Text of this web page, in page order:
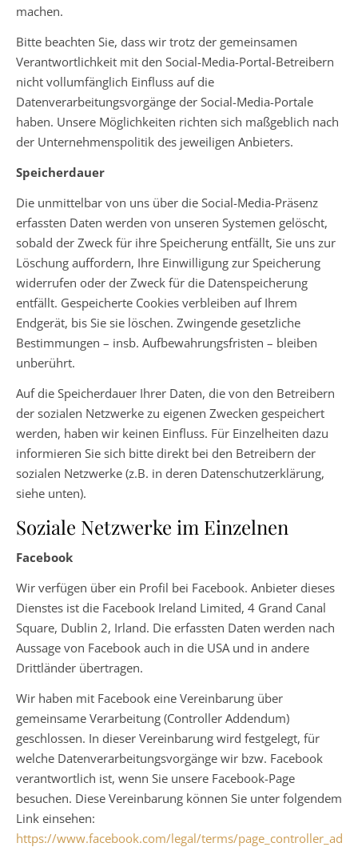
machen.
Bitte beachten Sie, dass wir trotz der gemeinsamen
Verantwortlichkeit mit den Social-Media-Portal-Betreibern
nicht vollumfänglich Einfluss auf die
Datenverarbeitungsvorgänge der Social-Media-Portale
haben. Unsere Möglichkeiten richten sich maßgeblich nach
der Unternehmenspolitik des jeweiligen Anbieters.
Speicherdauer
Die unmittelbar von uns über die Social-Media-Präsenz
erfassten Daten werden von unseren Systemen gelöscht,
sobald der Zweck für ihre Speicherung entfällt, Sie uns zur
Löschung auffordern, Ihre Einwilligung zur Speicherung
widerrufen oder der Zweck für die Datenspeicherung
entfällt. Gespeicherte Cookies verbleiben auf Ihrem
Endgerät, bis Sie sie löschen. Zwingende gesetzliche
Bestimmungen – insb. Aufbewahrungsfristen – bleiben
unberührt.
Auf die Speicherdauer Ihrer Daten, die von den Betreibern
der sozialen Netzwerke zu eigenen Zwecken gespeichert
werden, haben wir keinen Einfluss. Für Einzelheiten dazu
informieren Sie sich bitte direkt bei den Betreibern der
sozialen Netzwerke (z.B. in deren Datenschutzerklärung,
siehe unten).
Soziale Netzwerke im Einzelnen
Facebook
Wir verfügen über ein Profil bei Facebook. Anbieter dieses
Dienstes ist die Facebook Ireland Limited, 4 Grand Canal
Square, Dublin 2, Irland. Die erfassten Daten werden nach
Aussage von Facebook auch in die USA und in andere
Drittländer übertragen.
Wir haben mit Facebook eine Vereinbarung über
gemeinsame Verarbeitung (Controller Addendum)
geschlossen. In dieser Vereinbarung wird festgelegt, für
welche Datenverarbeitungsvorgänge wir bzw. Facebook
verantwortlich ist, wenn Sie unsere Facebook-Page
besuchen. Diese Vereinbarung können Sie unter folgendem
Link einsehen:
https://www.facebook.com/legal/terms/